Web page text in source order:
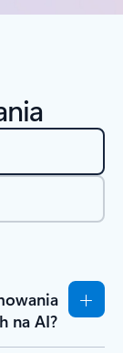
na AI?